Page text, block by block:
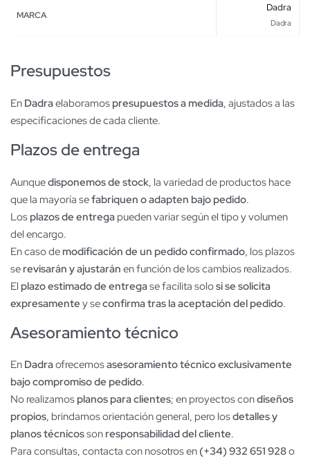
MARCA
Dadra
Dadra
Presupuestos
En Dadraelaboramos presupuestos a medida, ajustados a las
especificaciones de cada cliente.
Plazos de entrega
Aunquedisponemos de stock, la variedad de productos hace
que la mayoría sefabriquen o adapten bajo pedido.
Los plazos de entrega pueden variar según el tipo y volumen
del encargo.
En caso de modificación de un pedido confirmado, los plazos
se revisarán y ajustarán en función de los cambios realizados.
El plazo estimado de entregase facilita solosi se solicita
expresamente y seconfirma tras la aceptación del pedido.
Asesoramiento técnico
En Dadraofrecemosasesoramiento técnico exclusivamente
bajo compromiso de pedido.
No realizamos planos para clientes; en proyectos condiseños
propios, brindamos orientación general, pero losdetalles y
planos técnicosson responsabilidad del cliente.
Para consultas, contacta con nosotros en (+34) 932 651 928o